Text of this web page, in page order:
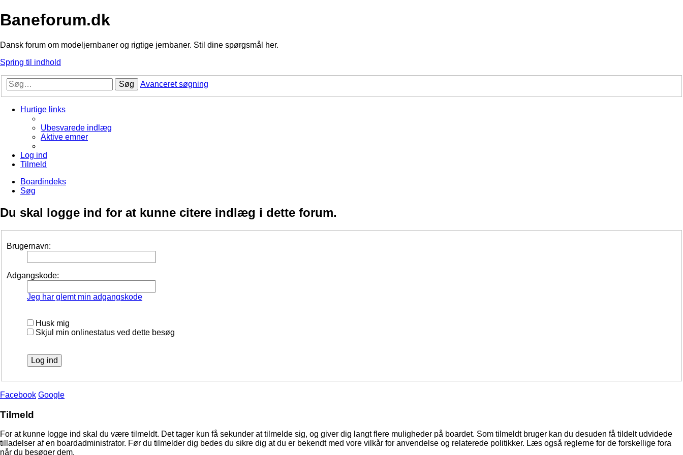
Baneforum.dk
Dansk forum om modeljernbaner og rigtige jernbaner. Stil dine spørgsmål her.
Spring til indhold
Søg Avanceret søgning
Hurtige links
Ubesvarede indlæg
Aktive emner
Log ind
Tilmeld
Boardindeks
Søg
Du skal logge ind for at kunne citere indlæg i dette forum.
Brugernavn:
Adgangskode:
Jeg har glemt min adgangskode
Husk mig
Skjul min onlinestatus ved dette besøg
Facebook Google
Tilmeld
For at kunne logge ind skal du være tilmeldt. Det tager kun få sekunder at tilmelde sig, og giver dig langt flere muligheder på boardet. Som tilmeldt bruger kan du desuden få tildelt udvidede
tilladelser af en boardadministrator. Før du tilmelder dig bedes du sikre dig at du er bekendt med vore vilkår for anvendelse og relaterede politikker. Læs også reglerne for de forskellige fora
når du besøger dem.